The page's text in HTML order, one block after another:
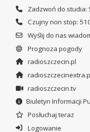
Zadzwoń do studia:
Czujny non stop:
Wyślij do nas
Prognoza pogody
radioszczecin.pl
radioszczecin.tv
Biuletyn Informacji
Posłuchaj teraz
Logowanie